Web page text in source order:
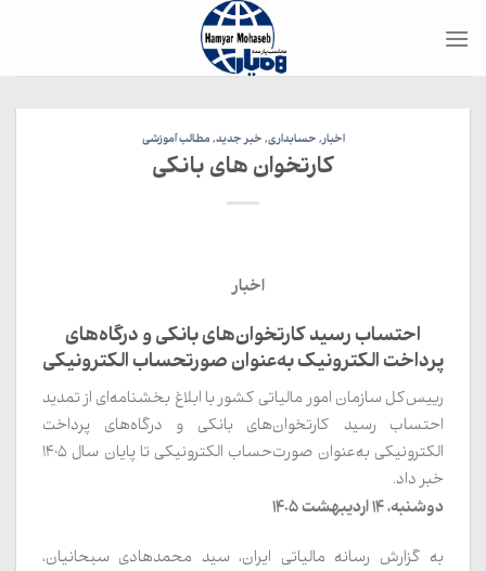
اخبار, حسابداری, خبر جدید,مطالب آموزشی
کارتخوان های بانکی
اخبار
احتساب رسید کارتخوان‌های بانکی و درگاه‌های
پرداخت الکترونیک به‌عنوان صورتحساب الکترونیکی
رییس‌کل سازمان امور مالیاتی کشور با ابلاغ بخشنامه‌ای از تمدید
احتساب رسید کارتخوان‌های بانکی و درگاه‌های پرداخت
الکترونیکی به‌عنوان صورت‌حساب الکترونیکی تا پایان سال 1405
خبر داد.
دوشنبه، 14 اردیبهشت 1405
به گزارش رسانه مالیاتی ایران، سید محمدهادی سبحانیان،